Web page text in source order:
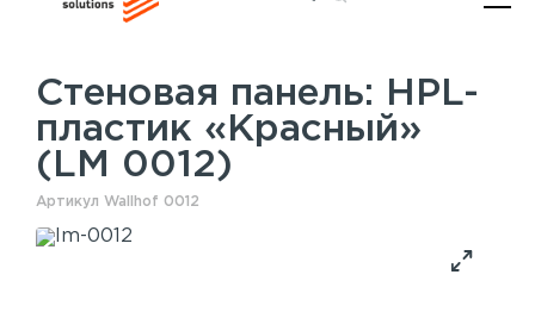
Стеновые панели
Шпонированные панели
Акустические панели
Панели с полимерным покрытием
Услуги
Монтаж акустических панелей
Стеновая панель: HPL-
пластик «Красный»
(LM 0012)
Артикул Wallhof 0012